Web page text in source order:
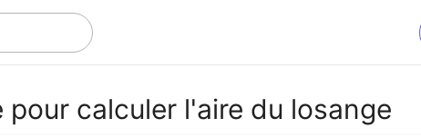
pour calculer l'aire du losange